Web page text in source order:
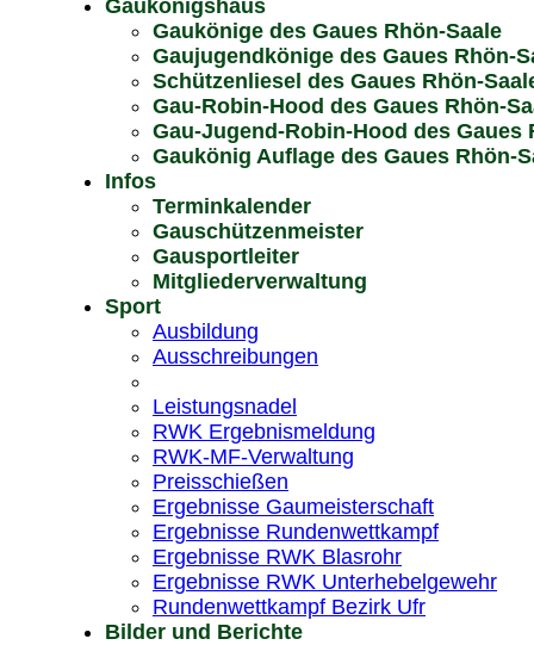
Gaukönigshaus
Gaukönige des Gaues Rhön-Saale
Gaujugendkönige des Gaues Rhön-
Schützenliesel des Gaues Rhön-
Gau-Robin-Hood des Gaues Rhön-
Gau-Jugend-Robin-Hood des Gaues
Gaukönig Auflage des Gaues Rhön-
Infos
Terminkalender
Gauschützenmeister
Gausportleiter
Mitgliederverwaltung
Sport
Ausbildung
Ausschreibungen
Leistungsnadel
RWK Ergebnismeldung
RWK-MF-Verwaltung
Preisschießen
Ergebnisse Gaumeisterschaft
Ergebnisse Rundenwettkampf
Ergebnisse RWK Blasrohr
Ergebnisse RWK Unterhebelgewehr
Rundenwettkampf Bezirk Ufr
Bilder und Berichte